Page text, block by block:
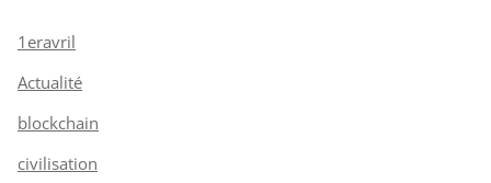
1eravril
Actualité
blockchain
civilisation